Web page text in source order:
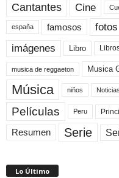
Cantantes Cine
españa famosos fotos
imágenes Libro
musica de reggaeton Musica
Música niños
Películas Peru
Resumen Serie
Lo Último